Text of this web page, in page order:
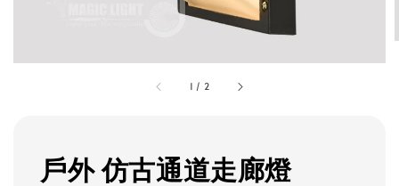
1 / 2
戶外 仿古通道走廊燈